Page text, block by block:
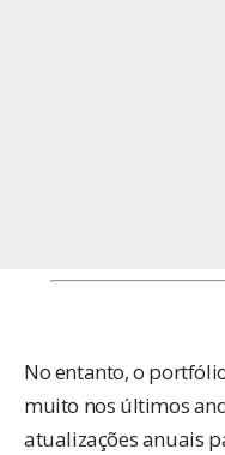
No entanto, o
muito nos últimos
atualizações anuais